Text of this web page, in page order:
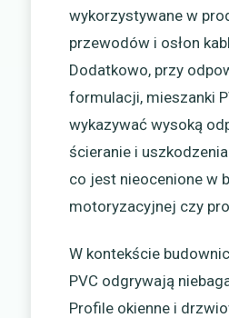
wykorzystywane w
przewodów i osłon
Dodatkowo, przy
formulacji, mieszanki
wykazywać wysoką
ścieranie i
co jest nieocenione w
motoryzacyjnej czy
W kontekście
PVC odgrywają
Profile okienne i